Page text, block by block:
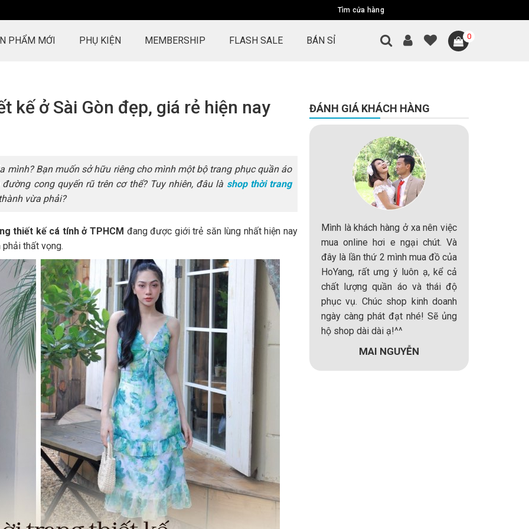
Tìm cửa hàng
PHẨM MỚI PHỤ KIỆN MEMBERSHIP FLASH SALE BÁN SỈ 0
kế ở Sài Gòn đẹp, giá rẻ hiện nay
mình? Bạn muốn sở hữu riêng cho mình một bộ trang phục quần áo
cong quyến rũ trên cơ thể? Tuy nhiên, đâu là shop thời trang
vừa phải?
thiết kế cá tính ở TPHCM đang được giới trẻ săn lùng nhất hiện nay
thất vọng.
ĐÁNH GIÁ KHÁCH HÀNG
HoYang làm việc rất chuyên
nghiệp. Hàng chất lượng cao,
dịch vụ chu đáo, nhân viên thân
thiện. Thỉnh thoảng còn up hình
sưu tầm rất kute nữa. Địa chỉ
mua sắm online đáng tin cậy. Hi
vọng sau này HoYang sẽ bán
thêm nước hoa hàng hiệu nữa thì
quá tuyệt.
HAI TRAN
Ấn tượng tốt đầu tiên của tôi là
hàng khi tư vấn, không phải chỉ
cần bán bằng được như một số
người khác. Ấn tượng tốt thứ hai
là khi nhận hàng, từ cách thức
đóng gói, bao bì, v..v..đều thể hiện
tính chuyên nghiệp, tôn trọng
khách hàng.
ĐẶNG THẬP NƯƠNG
Mình là khách hàng ở xa nên việc
mua online hơi e ngại chút. Và
đây là lần thứ 2 mình mua đồ của
HoYang, rất ưng ý luôn ạ, kể cả
chất lượng quần áo và thái độ
phục vụ. Chúc shop kinh doanh
ngày càng phát đạt nhé! Sẽ ủng
hộ shop dài dài ạ!^^
MAI NGUYỄN